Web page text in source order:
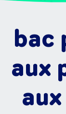
bac
aux